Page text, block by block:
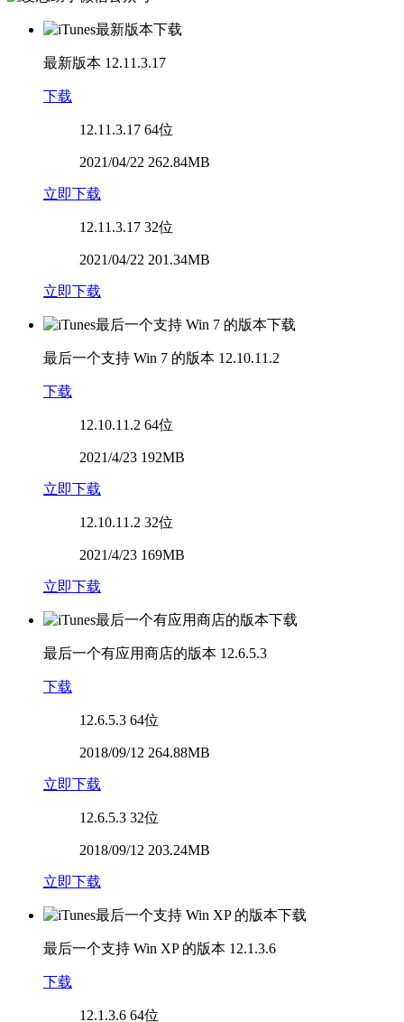
最新版本 12.11.3.17
下载
12.11.3.17 64位
2021/04/22 262.84MB
立即下载
12.11.3.17 32位
2021/04/22 201.34MB
立即下载
最后一个支持 Win 7 的版本 12.10.11.2
下载
12.10.11.2 64位
2021/4/23 192MB
立即下载
12.10.11.2 32位
2021/4/23 169MB
立即下载
最后一个有应用商店的版本 12.6.5.3
下载
12.6.5.3 64位
2018/09/12 264.88MB
立即下载
12.6.5.3 32位
2018/09/12 203.24MB
立即下载
最后一个支持 Win XP 的版本 12.1.3.6
下载
12.1.3.6 64位